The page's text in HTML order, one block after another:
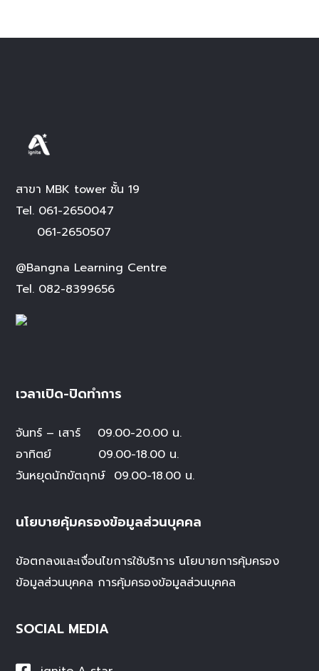
สาขา MBK tower ชั้น 19
Tel. 061-2650047
061-2650507
@Bangna Learning Centre
Tel. 082-8399656
เวลาเปิด-ปิดทำการ
จันทร์ – เสาร์
09.00-20.00 น.
อาทิตย์ 09.00-18.00 น.
วันหยุดนักขัตฤกษ์ 09.00-18.00 น.
นโยบายคุ้มครองข้อมูลส่วนบุคคล
ข้อตกลงและเงื่อนไขการใช้บริการ นโยบายการคุ้มครอง
ข้อมูลส่วนบุคคล การคุ้มครองข้อมูลส่วนบุคคล
SOCIAL MEDIA